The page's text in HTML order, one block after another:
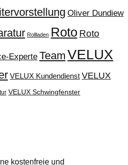
Oliver Dundiew
Rollladen Roto Roto
Experte Team VELUX
VELUX Kundendienst VELUX
VELUX Schwingfenster
kostenfreie und